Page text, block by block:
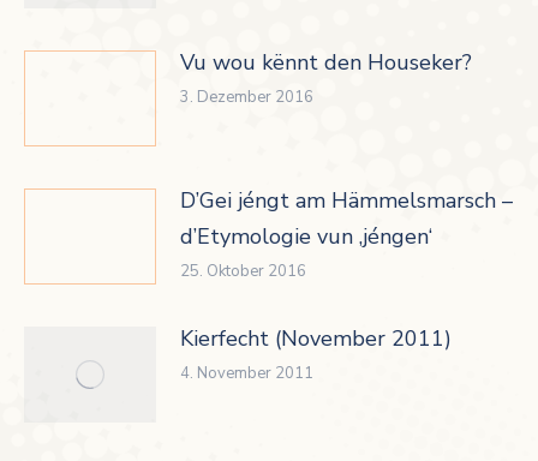
Vu wou kënnt den Houseker?
3. Dezember 2016
D’Gei jéngt am Hämmelsmarsch –
d’Etymologie vun ‚jéngen‘
25. Oktober 2016
Kierfecht (November 2011)
4. November 2011